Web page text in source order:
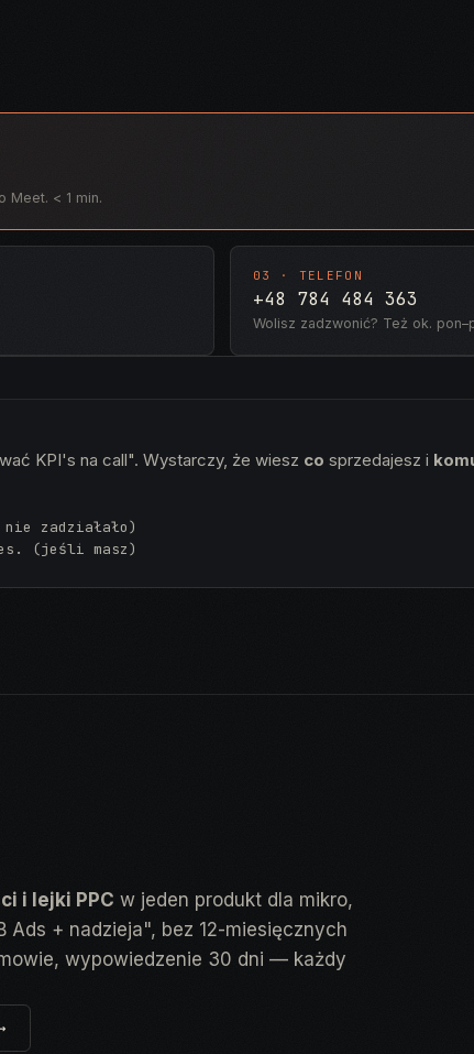
Meet. < 1 min.
03 · TELEFON
+48 784 484 363
Wolisz zadzwonić? Też ok.
KPI's na call". Wystarczy, że wiesz co sprzedajesz i
zadziałało)
(jeśli masz)
i lejki PPC w jeden produkt dla mikro,
Ads + nadzieja", bez 12-miesięcznych
wypowiedzenie 30 dni — każdy